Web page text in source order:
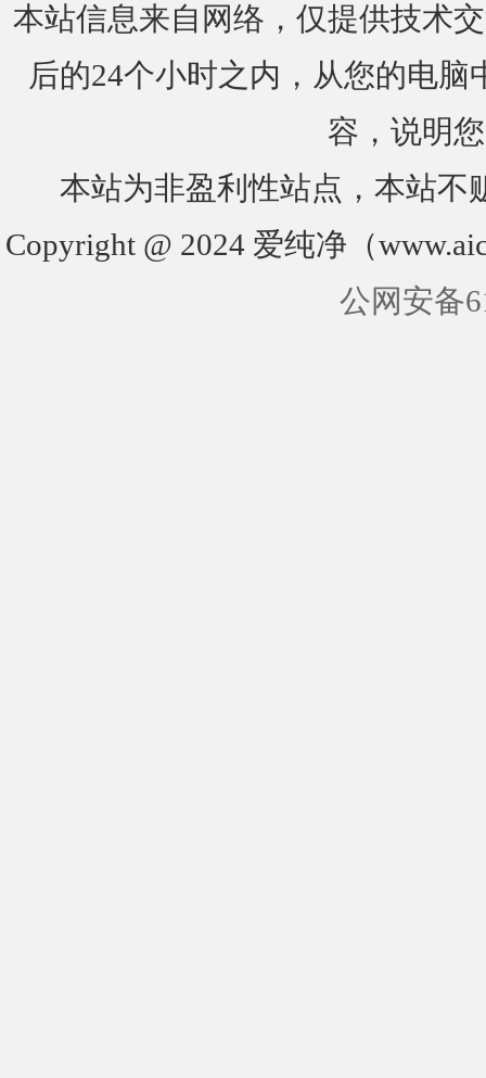
本站信息来自网络，仅提供技术
后的24个小时之内，从您的电
容，说明
本站为非盈利性站点，本站不
Copyright @ 2024 爱纯净（
公网安备